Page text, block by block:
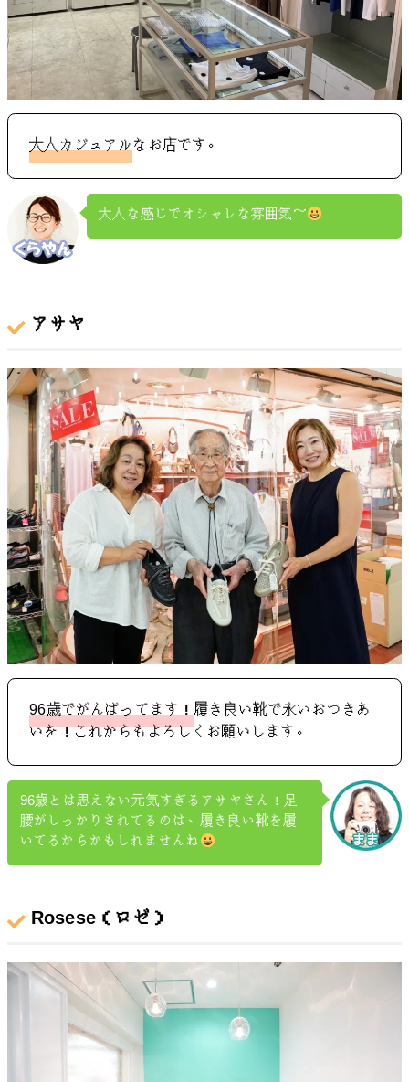
大人カジュアルなお店です。
大人な感じでオシャレな雰囲気～
アサヤ
96歳でがんばってます！履き良い靴で永いおつきあ
いを！これからもよろしくお願いします。
96歳とは思えない元気すぎるアサヤさん！足
腰がしっかりされてるのは、履き良い靴を履
いてるからかもしれませんね
Rosese（ロゼ）